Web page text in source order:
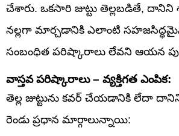
చేశారు. ఒకసారి జుట్టు తెల్లబడితే,
నల్లగా మార్చడానికి ఎలాంటి
సంబంధిత పరిష్కారాలు లేవని ఆయన
వాస్తవ పరిష్కారాలు – వ్యక్తిగత ఎంపిక:
తెల్ల జుట్టును కవర్ చేయడానికి లేదా
రెండు ప్రధాన మార్గాలున్నాయి: